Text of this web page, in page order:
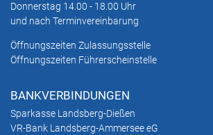
Donnerstag 14.00 - 18.00 Uhr
und nach Terminvereinbarung
Öffnungszeiten Zulassungsstelle
Öffnungszeiten Führerscheinstelle
BANKVERBINDUNGEN
Sparkasse Landsberg-Dießen
VR-Bank Landsberg-Ammersee eG